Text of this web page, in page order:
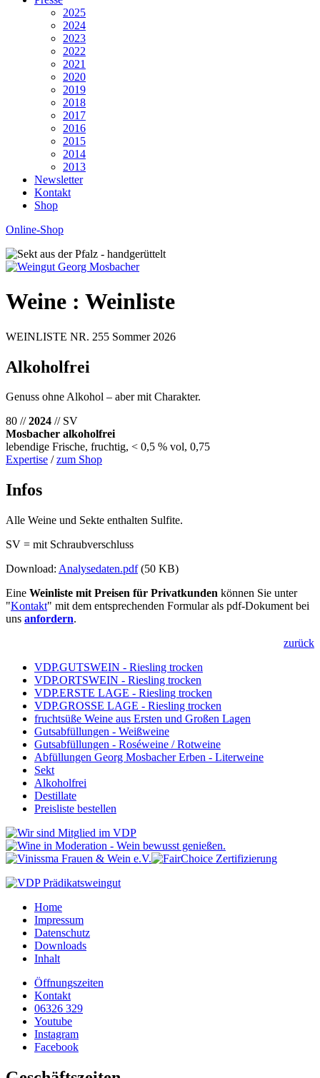
2025
2024
2023
2022
2021
2020
2019
2018
2017
2016
2015
2014
2013
Newsletter
Kontakt
Shop
Online-Shop
Weine : Weinliste
WEINLISTE NR. 255 Sommer 2026
Alkoholfrei
Genuss ohne Alkohol – aber mit Charakter.
80 //2024 // SV
Mosbacher alkoholfrei
lebendige Frische, fruchtig, < 0,5 % vol, 0,75
Expertise /zum Shop
Infos
Alle Weine und Sekte enthalten Sulfite.
SV = mit Schraubverschluss
Download: Analysedaten.pdf(50 KB)
Eine Weinliste mit Preisen für Privatkunden können Sie unter
"Kontakt" mit dem entsprechenden Formular als pdf-Dokument bei
uns anfordern.
zurück
VDP.GUTSWEIN - Riesling trocken
VDP.ORTSWEIN - Riesling trocken
VDP.ERSTE LAGE - Riesling trocken
VDP.GROSSE LAGE - Riesling trocken
fruchtsüße Weine aus Ersten und Großen Lagen
Gutsabfüllungen - Weißweine
Gutsabfüllungen - Roséweine / Rotweine
Abfüllungen Georg Mosbacher Erben - Literweine
Sekt
Alkoholfrei
Destillate
Preisliste bestellen
Home
Impressum
Datenschutz
Downloads
Inhalt
Öffnungszeiten
Kontakt
06326 329
Youtube
Instagram
Facebook